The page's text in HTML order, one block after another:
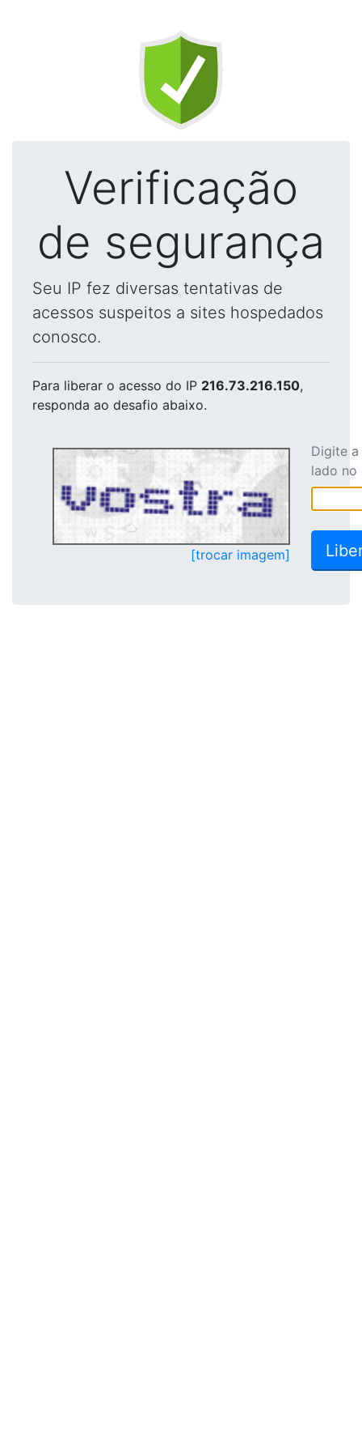
Verificação
de segurança
Seu IP fez diversas tentativas de
acessos suspeitos a sites hospedados
conosco.
Para liberar o acesso do IP 216.73.216.150,
responda ao desafio abaixo.
[trocar imagem]
Digite
lado no